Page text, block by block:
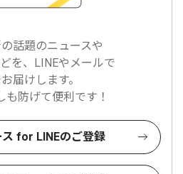
話題のニュースや
を、LINEやメールで
届けします。
も防げて便利です！
for LINEのご登録